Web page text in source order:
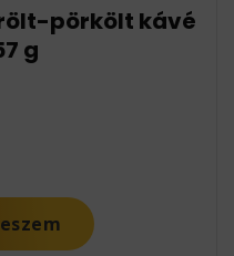
pörkölt kávé
g